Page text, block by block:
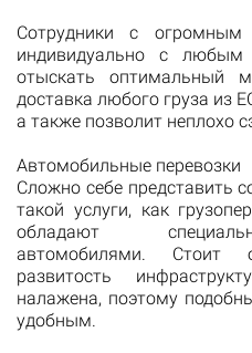
Сотрудники с
индивидуально с любым
отыскать оптимальный
доставка любого груза из
а также позволит неплохо
Автомобильные перевозки
Сложно себе представить
такой услуги, как
обладают
автомобилями. Стоит
развитость
налажена, поэтому
удобным.